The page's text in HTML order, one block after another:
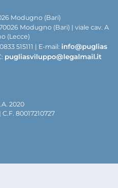
Modugno (Bari)
Modugno (Bari) | viale cav. A
(Lecce)
515111 | E-mail: info@puglias
pugliasviluppo@legalmail.it
2020
80017210727